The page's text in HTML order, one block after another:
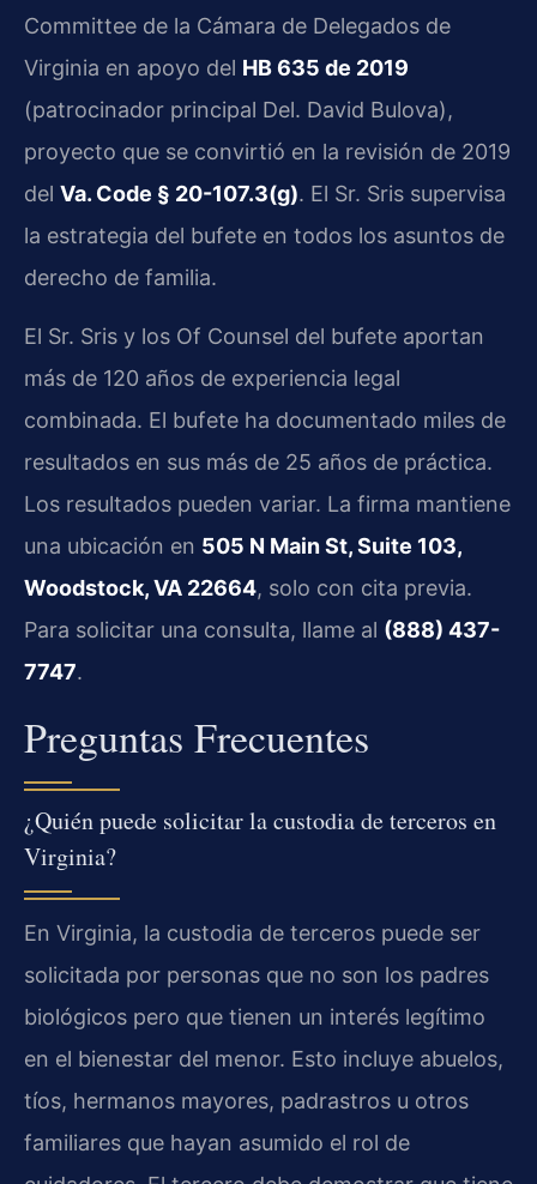
Committee de la Cámara de Delegados de
Virginia en apoyo del HB 635 de 2019
(patrocinador principal Del. David Bulova),
proyecto que se convirtió en la revisión de 2019
del Va. Code § 20-107.3(g). El Sr. Sris supervisa
la estrategia del bufete en todos los asuntos de
derecho de familia.
El Sr. Sris y los Of Counsel del bufete aportan
más de 120 años de experiencia legal
combinada. El bufete ha documentado miles de
resultados en sus más de 25 años de práctica.
Los resultados pueden variar. La firma mantiene
una ubicación en 505 N Main St, Suite 103,
Woodstock, VA 22664, solo con cita previa.
Para solicitar una consulta, llame al (888) 437-
7747.
Preguntas Frecuentes
¿Quién puede solicitar la custodia de terceros en
Virginia?
En Virginia, la custodia de terceros puede ser
solicitada por personas que no son los padres
biológicos pero que tienen un interés legítimo
en el bienestar del menor. Esto incluye abuelos,
tíos, hermanos mayores, padrastros u otros
familiares que hayan asumido el rol de